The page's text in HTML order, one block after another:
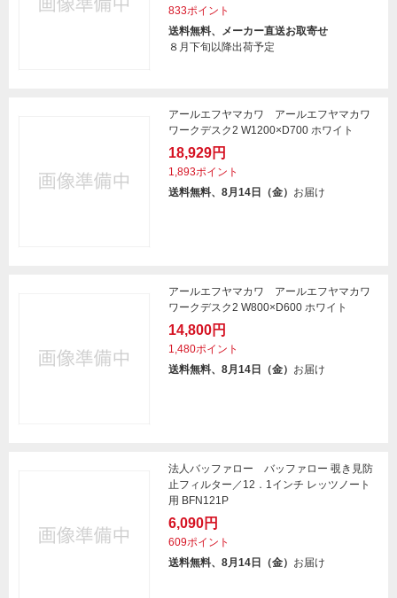
833ポイント
送料無料、メーカー直送お取寄せ
８月下旬以降出荷予定
アールエフヤマカワ アールエフヤマカワ
ワークデスク2 W1200×D700 ホワイト
18,929円
1,893ポイント
送料無料、8月14日（金） お届け
アールエフヤマカワ アールエフヤマカワ
ワークデスク2 W800×D600 ホワイト
14,800円
1,480ポイント
送料無料、8月14日（金） お届け
法人バッファロー バッファロー 覗き見防
止フィルター／12．1インチ レッツノート
用 BFN121P
6,090円
609ポイント
送料無料、8月14日（金） お届け